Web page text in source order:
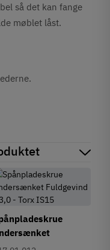
så det kan fange
møblet låst.
Ø3,0 - Torx